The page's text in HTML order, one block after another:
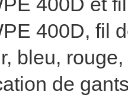
400D, fil
bleu,
de